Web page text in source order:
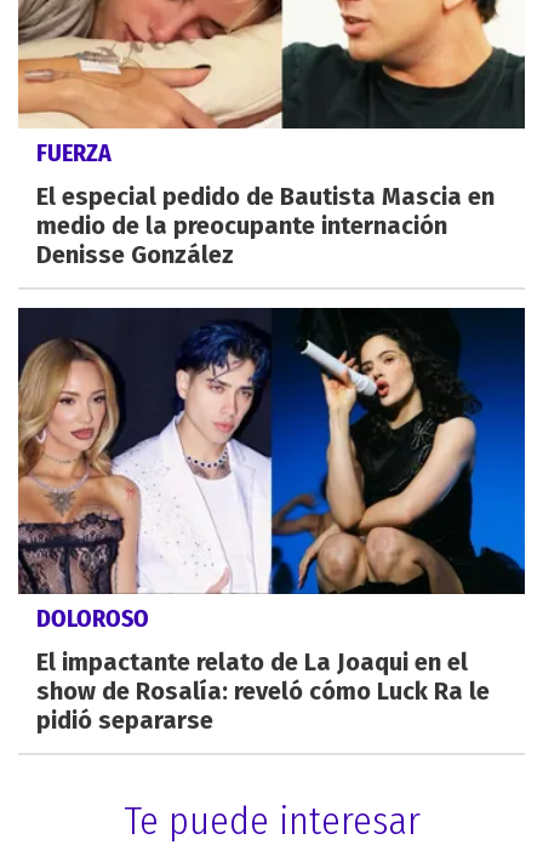
FUERZA
El especial pedido de Bautista Mascia en
medio de la preocupante internación
Denisse González
DOLOROSO
El impactante relato de La Joaqui en el
show de Rosalía: reveló cómo Luck Ra le
pidió separarse
Te puede interesar